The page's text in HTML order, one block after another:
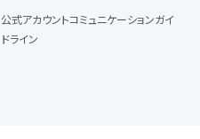
公式アカウントコミュニケーションガイ
ドライン